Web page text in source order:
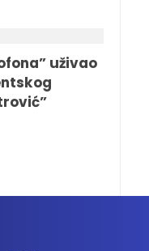
uživao